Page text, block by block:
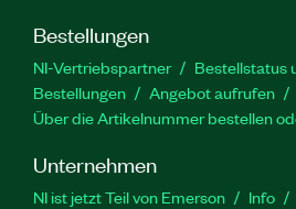
Bestellungen
NI-Vertriebspartner
Bestellstatus
Bestellungen
Angebot aufrufen
Über die Artikelnummer bestellen
Unternehmen
NI ist jetzt Teil von Emerson Info